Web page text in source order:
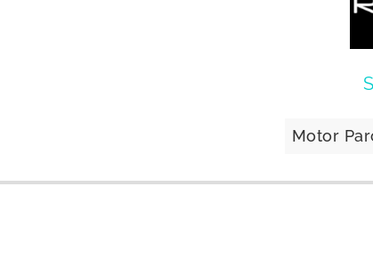
Motor